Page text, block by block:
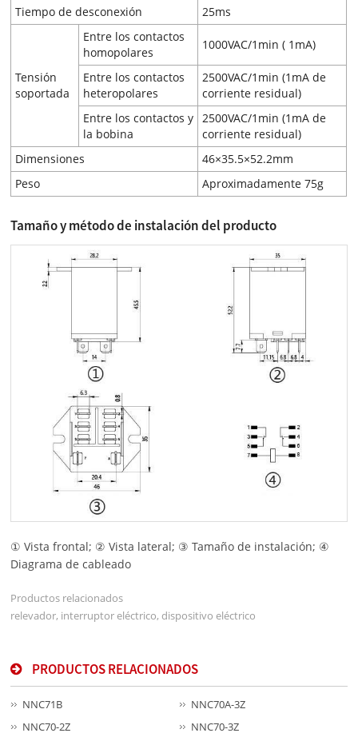
Tiempo de desconexión 25ms
Tensión
soportada
Entre los contactos
homopolares
1000VAC/1min ( 1mA)
Entre los contactos
heteropolares
2500VAC/1min (1mA de
corriente residual)
Entre los contactos y
la bobina
2500VAC/1min (1mA de
corriente residual)
Dimensiones
46×35.5×52.2mm
Peso
Aproximadamente 75g
Tamaño y método de instalación del producto
① Vista frontal; ② Vista lateral; ③ Tamaño de instalación; ④
Diagrama de cableado
Productos relacionados
relevador, interruptor eléctrico, dispositivo eléctrico
PRODUCTOS RELACIONADOS
NNC71B
NNC70A-3Z
NNC70-2Z
NNC70-3Z